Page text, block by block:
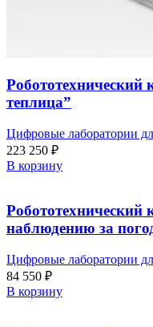
теплица”
Цифровые лаборатории
223 250 ₽
В корзину
наблюдению за
Цифровые лаборатории
84 550 ₽
В корзину